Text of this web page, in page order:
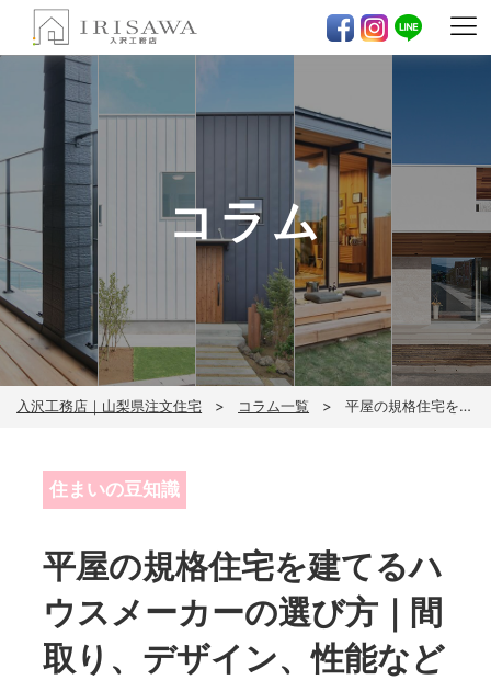
コラム
入沢工務店｜山梨県注文住宅 コラム一覧 平屋の規格住宅を建てるハウスメーカーの選び方｜間取り、デザイン、性能などチェックポイントを解説
住まいの豆知識
平屋の規格住宅を建てるハ
ウスメーカーの選び方｜間
取り、デザイン、性能など